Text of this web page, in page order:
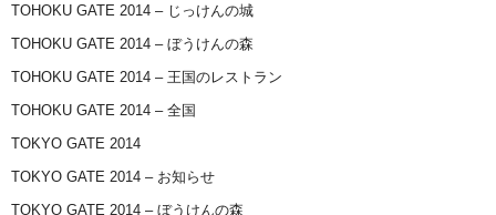
TOHOKU GATE 2014 – じっけんの城
TOHOKU GATE 2014 – ぼうけんの森
TOHOKU GATE 2014 – 王国のレストラン
TOHOKU GATE 2014 – 全国
TOKYO GATE 2014
TOKYO GATE 2014 – お知らせ
TOKYO GATE 2014 – ぼうけんの森